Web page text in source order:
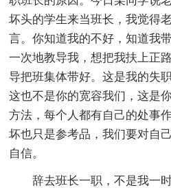
坏头的学生来当班长，我觉得
言。你知道我的不好，知道我
一次地教导我，想把我扶上正
导把班集体带好。这是我的失
这也不是你的宽容我们，这是
方法，每个人都有自己的处事
坏也只是参考品，我们要对自
自信。
辞去班长一职，不是我一